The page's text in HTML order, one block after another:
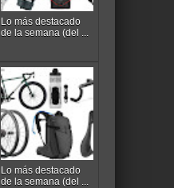
Lo más destacado
de la semana (del ...
Lo más destacado
de la semana (del ...